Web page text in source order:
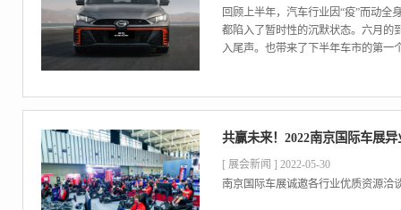
回顾上半年，汽车行业因“疫”而动全
都陷入了暂时性的沉默状态。六月的
入尾声。也带来了下半年车市的第
共赢未来！2022南京国际车展
[ 展会新闻 ] 2022-05-30
南京国际车展诚邀各行业优质资源洽